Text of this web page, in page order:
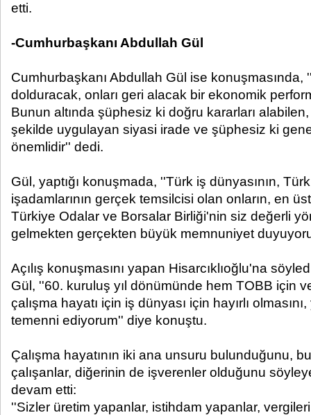
etti.
-Cumhurbaşkanı Abdullah Gül
Cumhurbaşkanı Abdullah Gül ise konuşmasında,
dolduracak, onları geri alacak bir ekonomik
Bunun altında şüphesiz ki doğru kararları
şekilde uygulayan siyasi irade ve şüphesiz ki
önemlidir'' dedi.
Gül, yaptığı konuşmada, ''Türk iş dünyasının,
işadamlarının gerçek temsilcisi olan onların, en
Türkiye Odalar ve Borsalar Birliği'nin siz değerli
gelmekten gerçekten büyük memnuniyet
Açılış konuşmasını yapan Hisarcıklıoğlu'na
Gül, ''60. kuruluş yıl dönümünde hem TOBB için
çalışma hayatı için iş dünyası için hayırlı
temenni ediyorum'' diye konuştu.
Çalışma hayatının iki ana unsuru bulunduğunu,
çalışanlar, diğerinin de işverenler olduğunu
devam etti:
''Sizler üretim yapanlar, istihdam yapanlar,